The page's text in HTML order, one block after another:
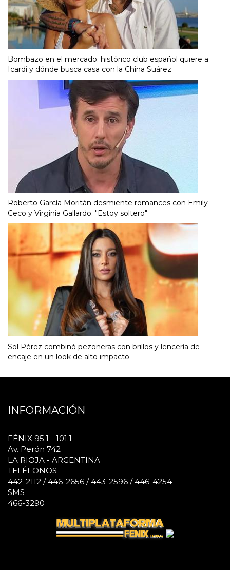
Bombazo en el mercado: histórico club español quiere a
Icardi y dónde busca casa con la China Suárez
Roberto García Moritán desmiente romances con Emily
Ceco y Virginia Gallardo: "Estoy soltero"
Sol Pérez combinó pezoneras con brillos y lencería de
encaje en un look de alto impacto
INFORMACIÓN
FÉNIX 95.1 - 101.1
Av. Perón 742
LA RIOJA - ARGENTINA
TELÉFONOS
442-2112 / 446-2656 / 443-2596 / 446-4254
SMS
466-3290